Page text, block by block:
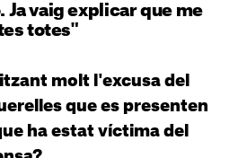
Ja vaig explicar que me
totes"
molt l'excusa del
que es presenten
ha estat víctima del